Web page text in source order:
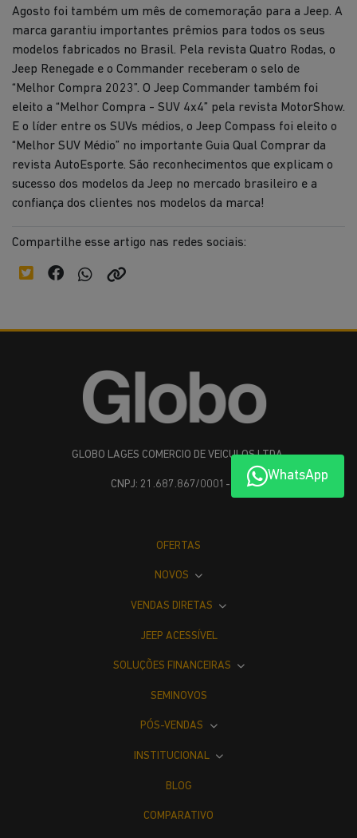
Agosto foi também um mês de comemoração para a Jeep. A
marca garantiu importantes prêmios para todos os seus
modelos fabricados no Brasil. Pela revista Quatro Rodas, o
Jeep Renegade e o Commander receberam o selo de
“Melhor Compra 2023”. O Jeep Commander também foi
eleito a “Melhor Compra - SUV 4x4” pela revista MotorShow.
E o líder entre os SUVs médios, o Jeep Compass foi eleito o
“Melhor SUV Médio” no importante Guia Qual Comprar da
revista AutoEsporte. São reconhecimentos que explicam o
sucesso dos modelos da Jeep no mercado brasileiro e a
confiança dos clientes nos modelos da marca!
Compartilhe esse artigo nas redes sociais:
WhatsApp
GLOBO LAGES COMERCIO DE VEICULOS LTDA
CNPJ: 21.687.867/0001-37
OFERTAS
NOVOS
VENDAS DIRETAS
JEEP ACESSÍVEL
SOLUÇÕES FINANCEIRAS
SEMINOVOS
PÓS-VENDAS
INSTITUCIONAL
BLOG
COMPARATIVO